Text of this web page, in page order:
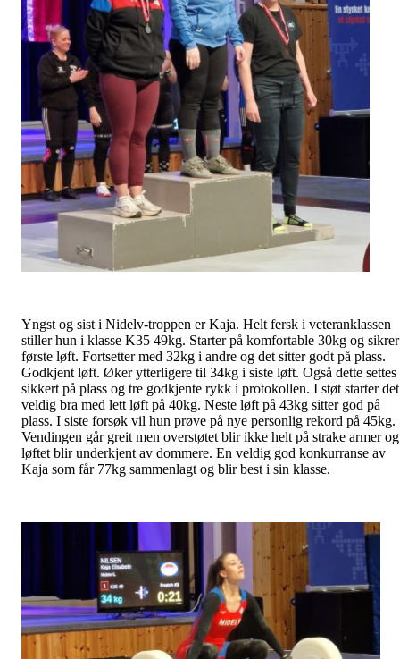
Yngst og sist i Nidelv-troppen er Kaja. Helt fersk i veteranklassen
stiller hun i klasse K35 49kg. Starter på komfortable 30kg og sikrer
første løft. Fortsetter med 32kg i andre og det sitter godt på plass.
Godkjent løft. Øker ytterligere til 34kg i siste løft. Også dette settes
sikkert på plass og tre godkjente rykk i protokollen. I støt starter det
veldig bra med lett løft på 40kg. Neste løft på 43kg sitter god på
plass. I siste forsøk vil hun prøve på nye personlig rekord på 45kg.
Vendingen går greit men overstøtet blir ikke helt på strake armer og
løftet blir underkjent av dommere. En veldig god konkurranse av
Kaja som får 77kg sammenlagt og blir best i sin klasse.